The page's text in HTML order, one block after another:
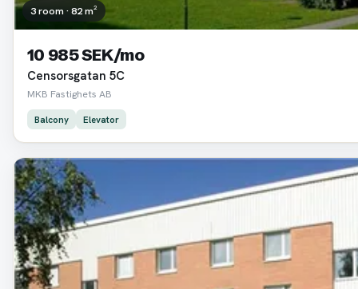
3 room · 82 m²
10 985 SEK/mo
Censorsgatan 5C
MKB Fastighets AB
Balcony Elevator